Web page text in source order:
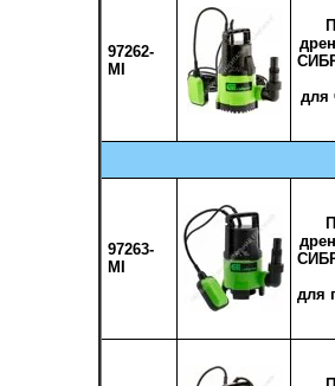
97262-
MI
для
97263-
MI
для